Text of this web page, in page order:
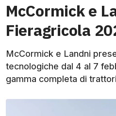
McCormick e
Fieragricola
McCormick e Landni
tecnologiche dal 4 al 7
gamma completa di trattori